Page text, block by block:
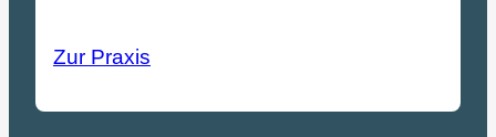
Zur Praxis